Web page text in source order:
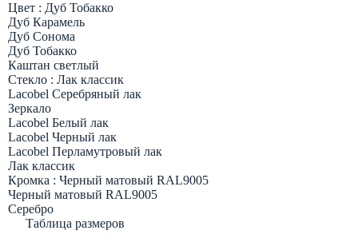
Цвет : Дуб Тобакко
Дуб Карамель
Дуб Сонома
Дуб Тобакко
Каштан светлый
Стекло : Лак классик
Lacobel Серебряный лак
Зеркало
Lacobel Белый лак
Lacobel Черный лак
Lacobel Перламутровый лак
Лак классик
Кромка : Черный матовый RAL9005
Черный матовый RAL9005
Серебро
Таблица размеров